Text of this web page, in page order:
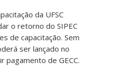
da UFSC
o retorno do SIPEC
de capacitação. Sem
ser lançado no
pagamento de GECC.